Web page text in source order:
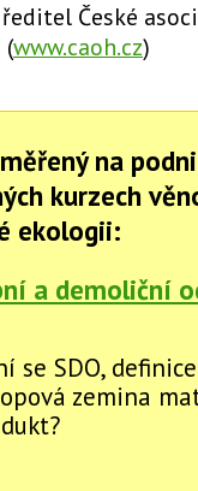
České
(www.caoh.cz)
na
kurzech
ekologii:
a demoliční
se SDO,
zemina